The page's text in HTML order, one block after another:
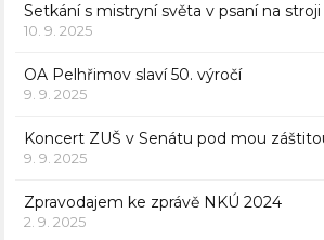
Setkání s mistryní světa v psaní na stroji
10. 9. 2025
OA Pelhřimov slaví 50. výročí
9. 9. 2025
Koncert ZUŠ v Senátu pod mou
9. 9. 2025
Zpravodajem ke zprávě NKÚ 2024
2. 9. 2025